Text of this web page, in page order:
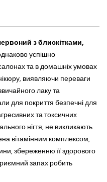
з блискітками,
успішно
та в домашніх умовах
виявляючи переваги
лаку та
для покриття безпечні для
татоксичних
нігтя, не викликають
вітамінним комплексом,
збереженню її здорового
запах робить